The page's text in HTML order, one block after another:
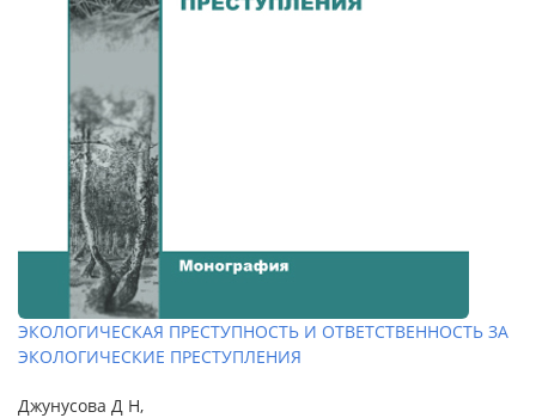
ЭКОЛОГИЧЕСКАЯ ПРЕСТУПНОСТЬ И ОТВЕТСТВЕННОСТЬ ЗА
ЭКОЛОГИЧЕСКИЕ ПРЕСТУПЛЕНИЯ
Джунусова Д Н,